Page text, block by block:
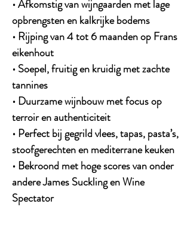
• Afkomstig van wijngaarden met lage
opbrengsten en kalkrijke bodems
• Rijping van 4 tot 6 maanden op Frans
eikenhout
• Soepel, fruitig en kruidig met zachte
tannines
• Duurzame wijnbouw met focus op
terroir en authenticiteit
• Perfect bij gegrild vlees, tapas, pasta’s,
stoofgerechten en mediterrane keuken
• Bekroond met hoge scores van onder
andere James Suckling en Wine
Spectator